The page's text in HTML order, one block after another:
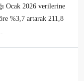
Ocak 2026 verilerine
%3,7 artarak 211,8